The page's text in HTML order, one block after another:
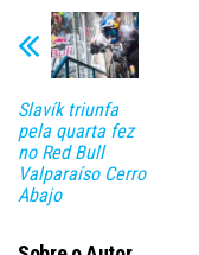
Slavík triunfa
pela quarta fez
no Red Bull
Valparaíso Cerro
Abajo